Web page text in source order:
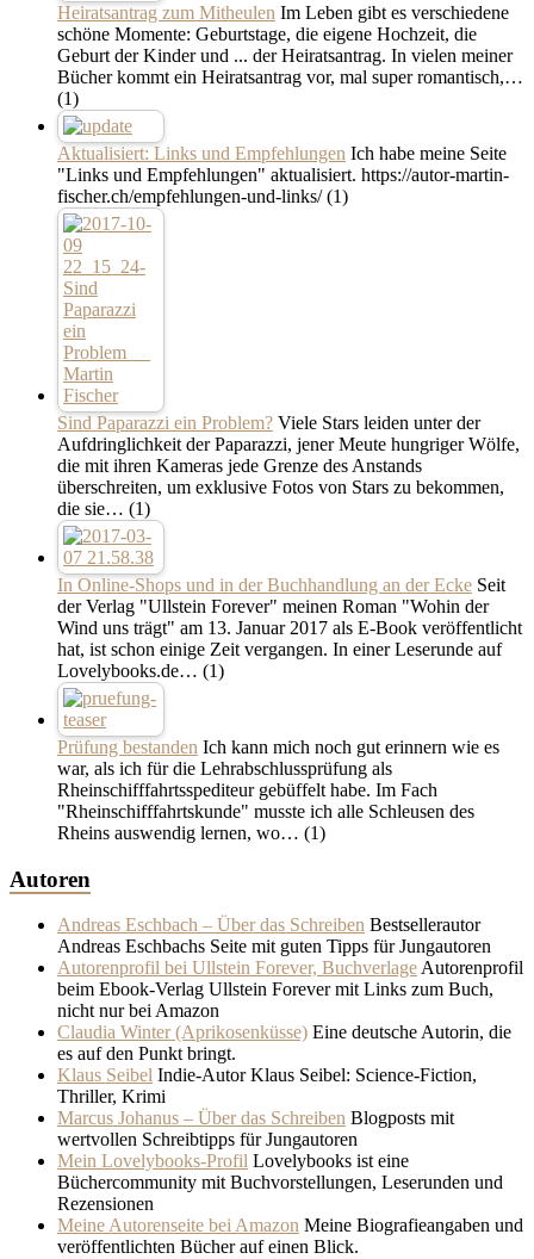
Heiratsantrag zum Mitheulen Im Leben gibt es verschiedene
schöne Momente: Geburtstage, die eigene Hochzeit, die
Geburt der Kinder und ... der Heiratsantrag. In vielen meiner
Bücher kommt ein Heiratsantrag vor, mal super romantisch,…
(1)
Aktualisiert: Links und Empfehlungen Ich habe meine Seite
"Links und Empfehlungen" aktualisiert. https://autor-martin-
fischer.ch/empfehlungen-und-links/ (1)
Sind Paparazzi ein Problem? Viele Stars leiden unter der
Aufdringlichkeit der Paparazzi, jener Meute hungriger Wölfe,
die mit ihren Kameras jede Grenze des Anstands
überschreiten, um exklusive Fotos von Stars zu bekommen,
die sie… (1)
In Online-Shops und in der Buchhandlung an der Ecke Seit
der Verlag "Ullstein Forever" meinen Roman "Wohin der
Wind uns trägt" am 13. Januar 2017 als E-Book veröffentlicht
hat, ist schon einige Zeit vergangen. In einer Leserunde auf
Lovelybooks.de… (1)
Prüfung bestanden Ich kann mich noch gut erinnern wie es
war, als ich für die Lehrabschlussprüfung als
Rheinschifffahrtsspediteur gebüffelt habe. Im Fach
"Rheinschifffahrtskunde" musste ich alle Schleusen des
Rheins auswendig lernen, wo… (1)
Autoren
Andreas Eschbach – Über das Schreiben Bestsellerautor
Andreas Eschbachs Seite mit guten Tipps für Jungautoren
Autorenprofil bei Ullstein Forever, Buchverlage Autorenprofil
beim Ebook-Verlag Ullstein Forever mit Links zum Buch,
nicht nur bei Amazon
Claudia Winter (Aprikosenküsse) Eine deutsche Autorin, die
es auf den Punkt bringt.
Klaus Seibel Indie-Autor Klaus Seibel: Science-Fiction,
Thriller, Krimi
Marcus Johanus – Über das Schreiben Blogposts mit
wertvollen Schreibtipps für Jungautoren
Mein Lovelybooks-Profil Lovelybooks ist eine
Büchercommunity mit Buchvorstellungen, Leserunden und
Rezensionen
Meine Autorenseite bei Amazon Meine Biografieangaben und
veröffentlichten Bücher auf einen Blick.